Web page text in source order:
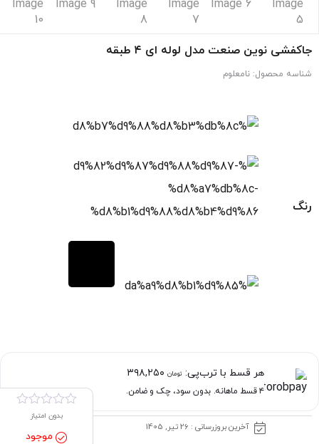
جاکفشی نوین صنعت مدل لوله ای ۴ طبقه
شناسه محصول: نامعلوم
رنگ
هر قسط با ترب‌پی: تومان
۴ قسط ماهانه. بدون سود، چک و ضامن.
آخرین بروزرسانی : 26 تیر, 1405
بدون امتیاز
موجود